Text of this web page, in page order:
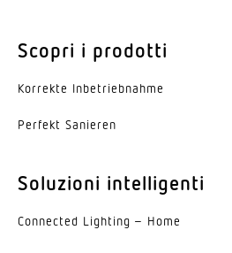
Scopri i prodotti
Korrekte Inbe­trieb­nahme
Perfekt Sanieren
Soluzioni intelligenti
Connected Lighting – Home